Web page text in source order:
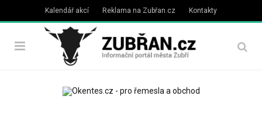
Kalendář akcí Reklama na Zubřan.cz Kontakty